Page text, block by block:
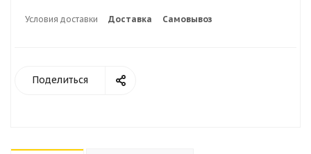
Условия доставки Доставка Самовывоз
Поделиться